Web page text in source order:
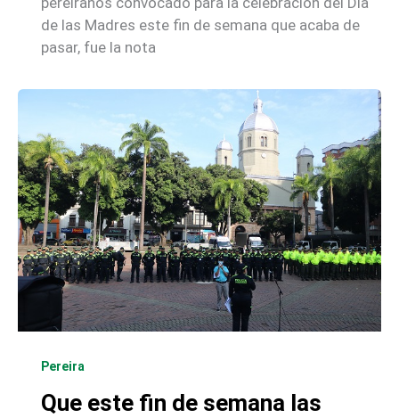
de las Madres este fin de semana que acaba de
pasar, fue la nota
Pereira
Que este fin de semana las